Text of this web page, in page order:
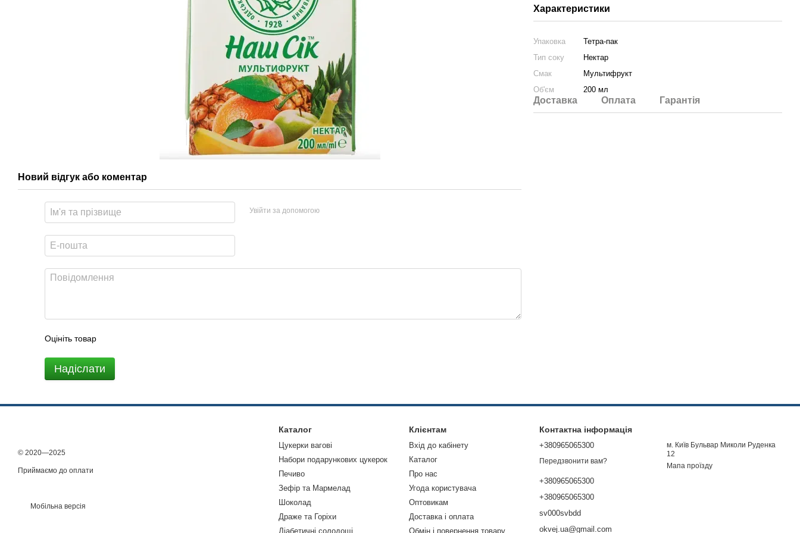
Новий відгук або коментар
Увійти за допомогою
Оцініть товар
Надіслати
Характеристики
Упаковка
Тетра-пак
Тип соку
Нектар
Смак
Мультифрукт
Об'єм
200 мл
Доставка Оплата Гарантія
© 2020—2025
Приймаємо до оплати
Мобільна версія
Каталог
Цукерки вагові
Набори подарункових цукерок
Печиво
Зефір та Мармелад
Шоколад
Драже та Горіхи
Діабетичні солодощі
Клієнтам
Вхід до кабінету
Каталог
Про нас
Угода користувача
Оптовикам
Доставка і оплата
Обмін і повернення товару
Контактна інформація
+380965065300
Передзвонити вам?
+380965065300
+380965065300
sv000svbdd
okvej.ua@gmail.com
м. Київ Бульвар Миколи Руденка
12
Мапа проїзду